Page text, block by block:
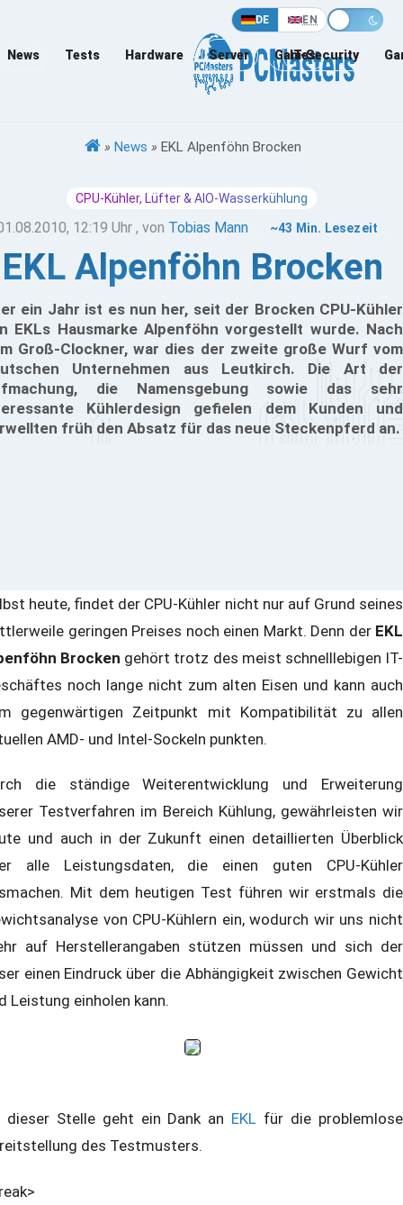
DE EN
News Tests Hardware Server Games
IT-Security
» News » EKL Alpenföhn Brocken
CPU-Kühler, Lüfter & AIO-Wasserkühlung
12:19 Uhr , von Tobias Mann ~43 Min. Lesezeit
EKL Alpenföhn Brocken
ein Jahr ist es nun her, seit der Brocken CPU-Kühler
EKLs Hausmarke Alpenföhn vorgestellt wurde. Nach
Groß-Clockner, war dies der zweite große Wurf vom
Unternehmen aus Leutkirch. Die Art der
die Namensgebung sowie das sehr
Kühlerdesign gefielen dem Kunden und
früh den Absatz für das neue Steckenpferd an.
heute, findet der CPU-Kühler nicht nur auf Grund seines
geringen Preises noch einen Markt. Denn der EKL
Brocken gehört trotz des meist schnelllebigen IT-
noch lange nicht zum alten Eisen und kann auch
gegenwärtigen Zeitpunkt mit Kompatibilität zu allen
AMD- und Intel-Sockeln punkten.
die ständige Weiterentwicklung und Erweiterung
Testverfahren im Bereich Kühlung, gewährleisten wir
und auch in der Zukunft einen detaillierten Überblick
alle Leistungsdaten, die einen guten CPU-Kühler
Mit dem heutigen Test führen wir erstmals die
von CPU-Kühlern ein, wodurch wir uns nicht
auf Herstellerangaben stützen müssen und sich der
einen Eindruck über die Abhängigkeit zwischen Gewicht
Leistung einholen kann.
dieser Stelle geht ein Dank an EKL für die problemlose
des Testmusters.